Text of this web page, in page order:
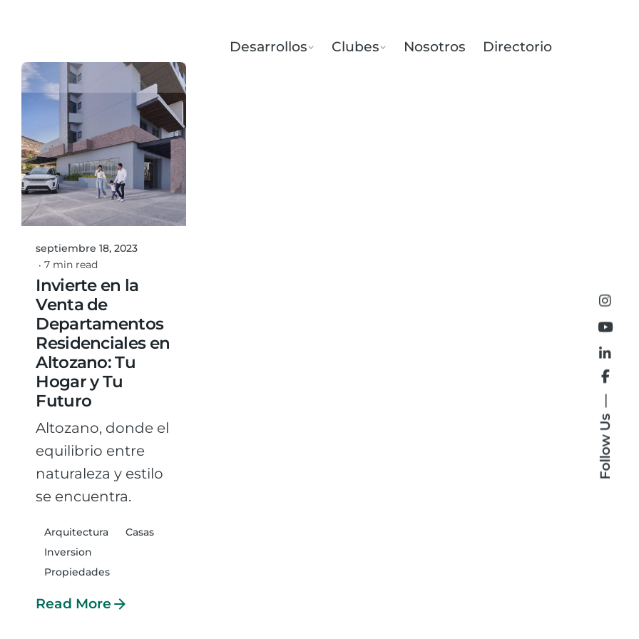
Follow Us
Desarrollos Clubes Nosotros Directorio
Posted by
oswaldo.martinez
septiembre 18, 2023
7 min read
Invierte en la
Venta de
Departamentos
Residenciales en
Altozano: Tu
Hogar y Tu
Futuro
Altozano, donde el
equilibrio entre
naturaleza y estilo
se encuentra.
Arquitectura
Casas
Inversion
Propiedades
Read More